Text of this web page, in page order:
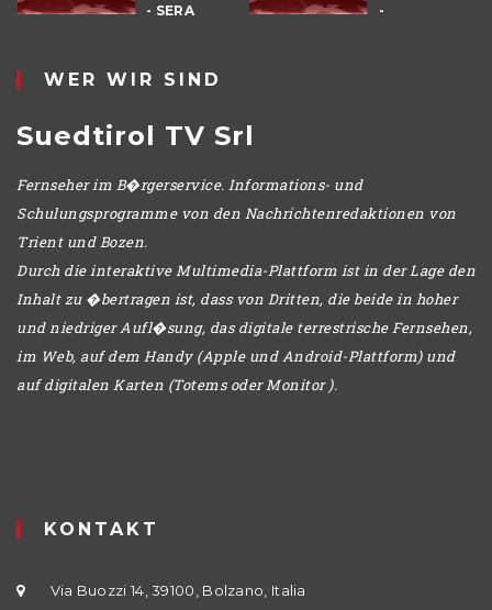
- SERA
-
WER WIR SIND
Suedtirol TV Srl
Fernseher im B�rgerservice. Informations- und
Schulungsprogramme von den Nachrichtenredaktionen von
Trient und Bozen.
Durch die interaktive Multimedia-Plattform ist in der Lage den
Inhalt zu �bertragen ist, dass von Dritten, die beide in hoher
und niedriger Aufl�sung, das digitale terrestrische Fernsehen,
im Web, auf dem Handy (Apple und Android-Plattform) und
auf digitalen Karten (Totems oder Monitor ).
KONTAKT
Via Buozzi 14, 39100, Bolzano, Italia